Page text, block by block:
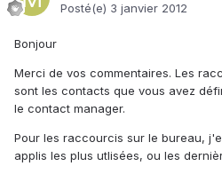
Posté(e) 3 janvier 2012
Bonjour
Merci de vos commentaires. Les
sont les contacts que vous avez
le contact manager.
Pour les raccourcis sur le bureau,
applis les plus utlisées, ou les